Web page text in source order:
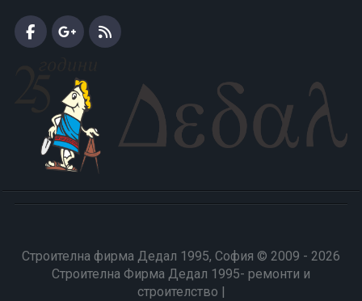
Строителна фирма Дедал 1995, София © 2009 - 2026
Строителна Фирма Дедал 1995- ремонти и
строителство |